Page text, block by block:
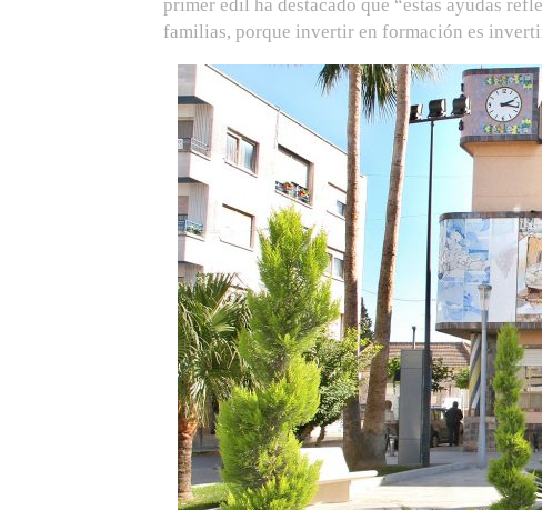
primer edil ha destacado que “estas ayudas
familias, porque invertir en formación es